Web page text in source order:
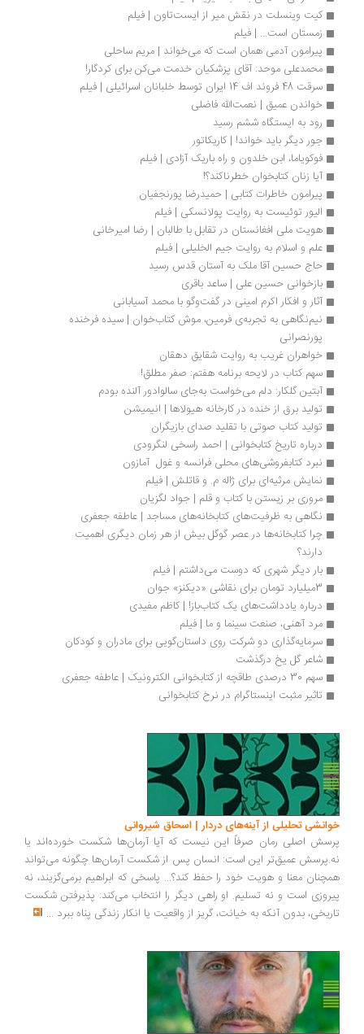
کیت وینسلت در نقش میر از ایست‌تاون | فیلم
زمستان است... | فیلم
پیرامون آدمی همان است که می‌خواند | مریم ساحلی
محمدعلی موحد: آقای پزشکیان خدمت می‌کن برای کردگار!
سرقت 48 فروند اف 14 ایران توسط خلبانان اسرائیلی | فیلم
خواندن عمیق | نعمت‌الله فاضلی
رود به ایستگاه ششم رسید
جور دیگر باید خواند! | کاریکاتور
فوکویاما، ابن خلدون و راه باریک آزادی | فیلم
آیا زنان کتابخوان خطرناکند؟!
پیرامون خاطرات کتابی | حمیدرضا پورنجفیان
الیور توئیست به روایت پولانسکی | فیلم
هویت ملی افغانستان در تقابل با طالبان | رضا امیرخانی
علم و اسلام به روایت جیم الخلیلی | فیلم
حاج حسین آقا ملک به آستان قدس رسید
بازخوانی حسین علی | ساعد باقری
آثار و افکار اکرم امینی در گفت‌وگو با محمد آسیابانی
نیم‌نگاهی به تجربه‌ی فرمین، موش کتاب‌خوان | سیده فرخنده
پورنصرانی
خواهران غریب به روایت شقایق دهقان
سهم کتاب در لایحه برنامه هفتم: صفر مطلق!
آبتین گلکار: دلم می‌خواست به‌جای سالوادور آلنده بودم
تولید برق از خنده در کارخانه هیولاها | انیمیشن
تولید کتاب‌ صوتی با تقلید صدای بازیگران
درباره تاریخ کتابخوانی | احمد راسخی لنگرودی
نبرد کتابفروشی‌های محلی فرانسه و غول  آمازون
نمایش مرثیه‌ای برای ژاله م. و قاتلش | فیلم
مروری بر زیستن با کتاب و قلم | جواد لگزیان
نگاهی به ظرفیت‌های کتابخانه‌های مساجد | عاطفه جعفری
بار دیگر شهری که دوست می‌داشتم | فیلم
درباره یادداشت‌های یک کتاب‌باز! | کاظم مفیدی
مرد آهنی، صنعت سینما و ما | فیلم
سرمایه‌گذاری دو شرکت روی داستان‌گویی برای مادران و کودکان
شاعر گل یخ درگذشت
تاثیر مثبت اینستاگرام در نرخ کتابخوانی
تحلیلی از آینه‌های دردار | اسحاق شیروانی
اصلی رمان صرفاً این نیست که آیا آرمان‌ها شکست خورده‌اند یا
عمیق‌تر این است: انسان پس از شکست آرمان‌ها چگونه می‌تواند
معنا و هویت خود را حفظ کند؟... پاسخی که ابراهیم برمی‌گزیند، نه
است و نه تسلیم. او راهی دیگر را انتخاب می‌کند: پذیرفتن شکست
بدون آنکه به خیانت، گریز از واقعیت یا انکار زندگی پناه ببرد...